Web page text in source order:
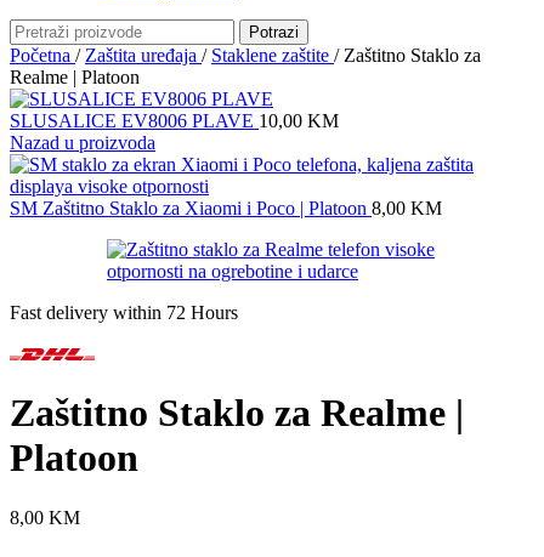
Potrazi
Početna / Zaštita uređaja / Staklene zaštite / Zaštitno Staklo za
Realme | Platoon
SLUSALICE EV8006 PLAVE 10,00 KM
Nazad u proizvoda
SM Zaštitno Staklo za Xiaomi i Poco | Platoon 8,00 KM
Fast delivery within 72 Hours
Zaštitno Staklo za Realme |
Platoon
8,00 KM